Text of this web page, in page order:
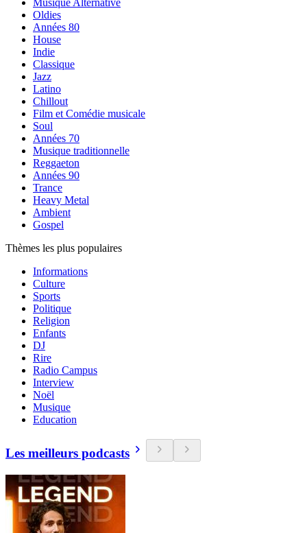
Musique Alternative
Oldies
Années 80
House
Indie
Classique
Jazz
Latino
Chillout
Film et Comédie musicale
Soul
Années 70
Musique traditionnelle
Reggaeton
Années 90
Trance
Heavy Metal
Ambient
Gospel
Thèmes les plus populaires
Informations
Culture
Sports
Politique
Religion
Enfants
DJ
Rire
Radio Campus
Interview
Noël
Musique
Education
Les meilleurs podcasts